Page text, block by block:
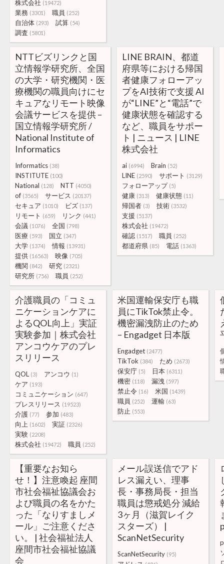
株式会社 (19472)
業務 (3301) 職員 (252)
自治体 (293) 試算 (54)
調査 (5801)
NTTビズリンクと国
立情報学研究所、全国
の大学・研究機関・医
療機関の職員向けにセ
キュアなリモート映像
会議サービスを提供 –
国立情報学研究所 /
National Institute of
Informatics
Informatics (38)
INSTITUTE (100)
National (128) NTT (4050)
of (3565) サービス (20137)
セキュア (1010) ビズ (137)
リモート (659) リンク (441)
会議 (1076) 全国 (798)
医療 (593) 国立 (347)
大学 (1374) 情報 (13931)
提供 (16563) 映像 (705)
機関 (842) 研究 (2321)
研究所 (756) 職員 (252)
LINE BRAIN、都道
府県等における帰国
者健康フォローアッ
プをAI技術で支援 AI
が“LINE”と“電話”で
健康状態を確認する
など、職員をサポー
ト | ニュース | LINE
株式会社
ai (6994) Brain (52)
LINE (2590) サポート (3129)
フォローアップ (5)
健康 (313) 健康状態 (11)
帰国者 (3) 技術 (3532)
支援 (5137)
株式会社 (19472)
確認 (1517) 職員 (252)
都道府県 (85) 電話 (1363)
介護職員の「コミュ
ニケーションケアに
よるQOL向上」実証
実験参加｜株式会社
アンコウケアのプレ
スリリース
QOL (3) アンコウ (1)
ケア (193)
コミュニケーション (647)
プレスリリース (19523)
介護 (77) 参加 (483)
向上 (1602) 実証 (2326)
実験 (2208)
株式会社 (19472) 職員 (252)
米国運輸保安庁も職
員にTikTok禁止令。
機密漏洩防止のため
– Engadget 日本版
Engadget (2477)
TikTok (384) ため (2673)
保安庁 (5) 日本 (6311)
機密 (118) 漏洩 (597)
禁止令 (16) 米国 (1439)
職員 (252) 運輸 (63)
防止 (553)
【重要なお知ら
せ！】注意喚起 座間
市社会福祉協議会お
よび職員の名をかた
った「なりすましメ
ール」ご注意くださ
い。 | 社会福祉法人
座間市社会福祉協議
会
メール誤送信でアド
レス漏えい、理事
長・事務局長・担当
職員は懲戒処分 減給
3ヶ月（滋賀レイク
スターズ） |
ScanNetSecurity
ScanNetSecurity (95)